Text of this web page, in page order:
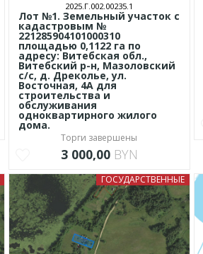
2025.Г.002.00235.1
Лот №1. Земельный участок с
кадастровым №
221285904101000310
площадью 0,1122 га по
адресу: Витебская обл.,
Витебский р-н, Мазоловский
с/с, д. Дреколье, ул.
Восточная, 4А для
строительства и
обслуживания
одноквартирного жилого
дома.
Торги завершены
3 000,00 BYN
ГОСУДАРСТВЕННЫЕ